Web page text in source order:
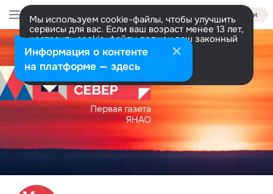
Войти
Мы используем cookie-файлы, чтобы улучшить
сервисы для вас. Если ваш возраст менее 13 лет,
настроить cookie-файлы должен ваш законный
представитель. Больше информации
Разрешить все Настроить
Информация о контенте
на платформе — здесь